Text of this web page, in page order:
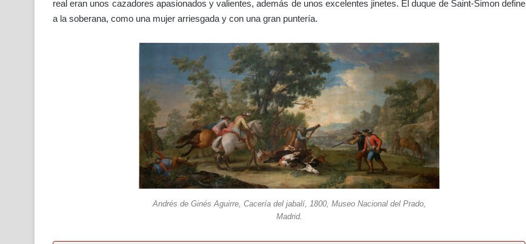
real eran unos cazadores apasionados y valientes, además de unos excelentes jinetes. El duque de Saint-Simon define
a la soberana, como una mujer arriesgada y con una gran puntería.
Andrés de Ginés Aguirre, Cacería del jabalí, 1800, Museo Nacional del Prado,
Madrid.